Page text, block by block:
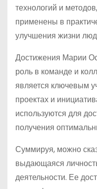
технологий и
применены в
улучшения жизни
Достижения Марии
роль в команде и
является ключевым
проектах и
используются для
получения
Суммируя, можно
выдающаяся
деятельности. Ее